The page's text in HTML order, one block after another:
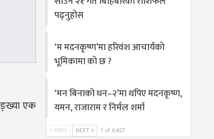
एक
पढ्नुहोस
‘म मदनकृष्ण’मा हरिवंश आचार्यको
भूमिकामा को छ ?
‘मन बिनाको धन–२’मा थपिए मदनकृष्ण,
यमन, राजाराम र निर्मल शर्मा
PREV NEXT 1 of 4,827